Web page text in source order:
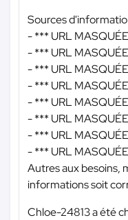
Sources
-*** URL
-*** URL
-*** URL
-*** URL
-*** URL
-*** URL
-*** URL
-*** URL
Autres aux besoins,
informations soit
Chloe-24813 a été